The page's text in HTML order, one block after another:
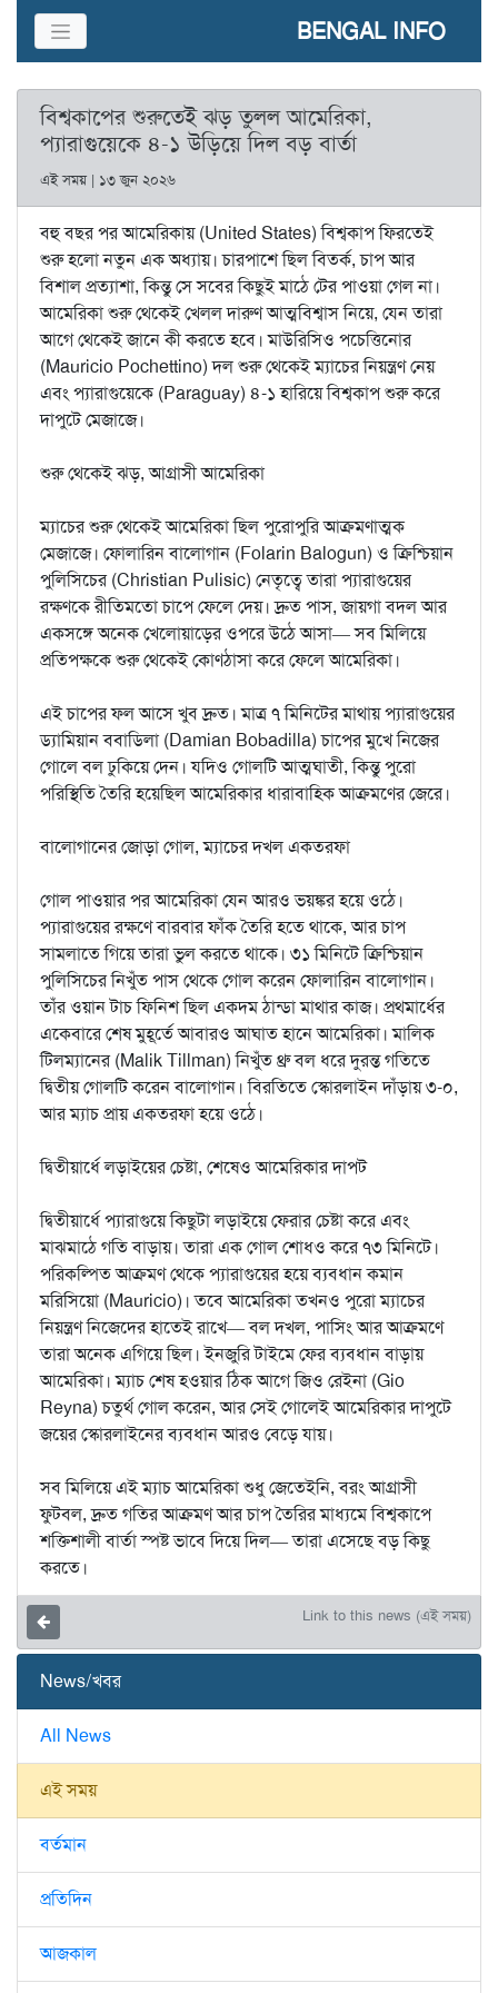
BENGAL INFO
বিশ্বকাপের শুরুতেই ঝড় তুলল আমেরিকা,
প্যারাগুয়েকে ৪-১ উড়িয়ে দিল বড় বার্তা
এই সময় | ১৩ জুন ২০২৬
বহু বছর পর আমেরিকায় (United States) বিশ্বকাপ ফিরতেই
শুরু হলো নতুন এক অধ্যায়। চারপাশে ছিল বিতর্ক, চাপ আর
বিশাল প্রত্যাশা, কিন্তু সে সবের কিছুই মাঠে টের পাওয়া গেল না।
আমেরিকা শুরু থেকেই খেলল দারুণ আত্মবিশ্বাস নিয়ে, যেন তারা
আগে থেকেই জানে কী করতে হবে। মাউরিসিও পচেত্তিনোর
(Mauricio Pochettino) দল শুরু থেকেই ম্যাচের নিয়ন্ত্রণ নেয়
এবং প্যারাগুয়েকে (Paraguay) ৪-১ হারিয়ে বিশ্বকাপ শুরু করে
দাপুটে মেজাজে।
শুরু থেকেই ঝড়, আগ্রাসী আমেরিকা
ম্যাচের শুরু থেকেই আমেরিকা ছিল পুরোপুরি আক্রমণাত্মক
মেজাজে। ফোলারিন বালোগান (Folarin Balogun) ও ক্রিশ্চিয়ান
পুলিসিচের (Christian Pulisic) নেতৃত্বে তারা প্যারাগুয়ের
রক্ষণকে রীতিমতো চাপে ফেলে দেয়। দ্রুত পাস, জায়গা বদল আর
একসঙ্গে অনেক খেলোয়াড়ের ওপরে উঠে আসা— সব মিলিয়ে
প্রতিপক্ষকে শুরু থেকেই কোণঠাসা করে ফেলে আমেরিকা।
এই চাপের ফল আসে খুব দ্রুত। মাত্র ৭ মিনিটের মাথায় প্যারাগুয়ের
ড্যামিয়ান ববাডিলা (Damian Bobadilla) চাপের মুখে নিজের
গোলে বল ঢুকিয়ে দেন। যদিও গোলটি আত্মঘাতী, কিন্তু পুরো
পরিস্থিতি তৈরি হয়েছিল আমেরিকার ধারাবাহিক আক্রমণের জেরে।
বালোগানের জোড়া গোল, ম্যাচের দখল একতরফা
গোল পাওয়ার পর আমেরিকা যেন আরও ভয়ঙ্কর হয়ে ওঠে।
প্যারাগুয়ের রক্ষণে বারবার ফাঁক তৈরি হতে থাকে, আর চাপ
সামলাতে গিয়ে তারা ভুল করতে থাকে। ৩১ মিনিটে ক্রিশ্চিয়ান
পুলিসিচের নিখুঁত পাস থেকে গোল করেন ফোলারিন বালোগান।
তাঁর ওয়ান টাচ ফিনিশ ছিল একদম ঠান্ডা মাথার কাজ। প্রথমার্ধের
একেবারে শেষ মুহূর্তে আবারও আঘাত হানে আমেরিকা। মালিক
টিলম্যানের (Malik Tillman) নিখুঁত থ্রু বল ধরে দুরন্ত গতিতে
দ্বিতীয় গোলটি করেন বালোগান। বিরতিতে স্কোরলাইন দাঁড়ায় ৩-০,
আর ম্যাচ প্রায় একতরফা হয়ে ওঠে।
দ্বিতীয়ার্ধে লড়াইয়ের চেষ্টা, শেষেও আমেরিকার দাপট
দ্বিতীয়ার্ধে প্যারাগুয়ে কিছুটা লড়াইয়ে ফেরার চেষ্টা করে এবং
মাঝমাঠে গতি বাড়ায়। তারা এক গোল শোধও করে ৭৩ মিনিটে।
পরিকল্পিত আক্রমণ থেকে প্যারাগুয়ের হয়ে ব্যবধান কমান
মরিসিয়ো (Mauricio)। তবে আমেরিকা তখনও পুরো ম্যাচের
নিয়ন্ত্রণ নিজেদের হাতেই রাখে— বল দখল, পাসিং আর আক্রমণে
তারা অনেক এগিয়ে ছিল। ইনজুরি টাইমে ফের ব্যবধান বাড়ায়
আমেরিকা। ম্যাচ শেষ হওয়ার ঠিক আগে জিও রেইনা (Gio
Reyna) চতুর্থ গোল করেন, আর সেই গোলেই আমেরিকার দাপুটে
জয়ের স্কোরলাইনের ব্যবধান আরও বেড়ে যায়।
সব মিলিয়ে এই ম্যাচ আমেরিকা শুধু জেতেইনি, বরং আগ্রাসী
ফুটবল, দ্রুত গতির আক্রমণ আর চাপ তৈরির মাধ্যমে বিশ্বকাপে
শক্তিশালী বার্তা স্পষ্ট ভাবে দিয়ে দিল— তারা এসেছে বড় কিছু
করতে।
Link to this news (এই সময়)
News/খবর
All News
এই সময়
বর্তমান
প্রতিদিন
আজকাল